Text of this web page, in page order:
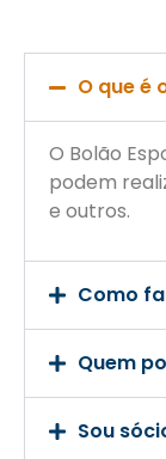
O que é
O Bolão
podem
e outros.
Como
Quem
Sou